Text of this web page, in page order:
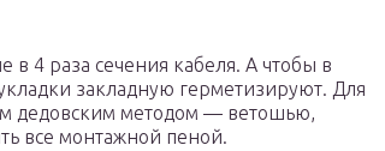
4 раза сечения кабеля. А чтобы в
закладную герметизируют. Для
дедовским методом — ветошью,
все монтажной пеной.